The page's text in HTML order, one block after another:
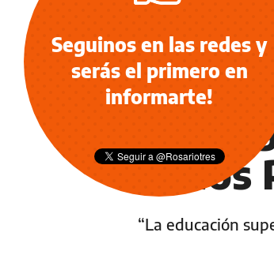
NOTICIAS
9 de
de los
“La educación
Seguinos en las redes y
serás el primero en
informarte!